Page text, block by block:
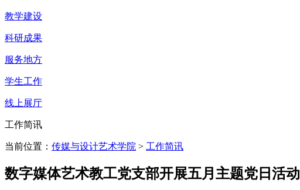
教学建设
科研成果
服务地方
学生工作
线上展厅
工作简讯
当前位置： 传媒与设计艺术学院 > 工作简讯
数字媒体艺术教工党支部开展五月主题党日活动